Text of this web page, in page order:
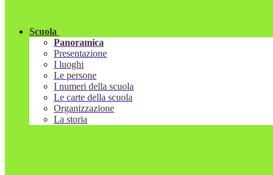
Scuola
Panoramica
Presentazione
I luoghi
Le persone
I numeri della scuola
Le carte della scuola
Organizzazione
La storia